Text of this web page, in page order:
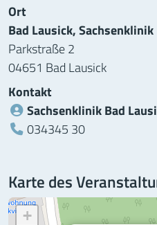
Ort
Bad Lausick, Sachsenklinik
Parkstraße 2
04651 Bad Lausick
Kontakt
Sachsenklinik Bad
Telefon:
034345 30
Karte des
+